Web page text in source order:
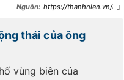
https://thanhnien.vn/my
hon-80-nam-
18525032107114049.htm
thái của ông
vùng biên của